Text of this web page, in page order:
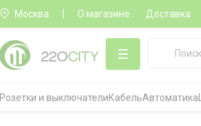
Москва О магазине Доставка
Розетки и выключателиКабельАвтоматика